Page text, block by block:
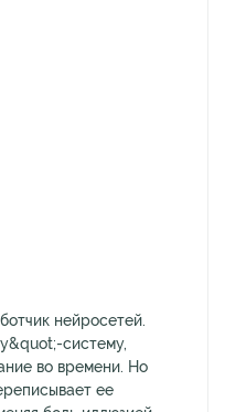
нейросетей.
систему,
во времени. Но
ее